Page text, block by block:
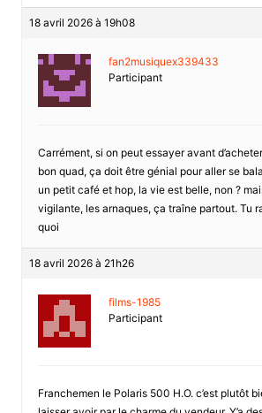
18 avril 2026 à 19h08
fan2musiquex339433
Participant
Carrément, si on peut essayer avant
bon quad, ça doit être génial pour aller se
un petit café et hop, la vie est belle, non ?
vigilante, les arnaques, ça traîne partout. Tu
quoi
18 avril 2026 à 21h26
films-1985
Participant
Franchemen le Polaris 500 H.O. c’est plutôt